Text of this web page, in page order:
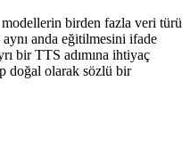
birden fazla veri türü
anda eğitilmesini ifade
bir TTS adımına ihtiyaç
doğal olarak sözlü bir